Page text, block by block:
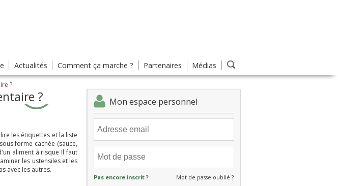
Actualités Comment ça marche ? Partenaires Médias
?
Mon espace personnel
Pas encore inscrit ? Mot de passe oublié ?
?
les étiquettes et la liste
forme cachée (sauce,
aliment à risque Il faut
les ustensiles et les
avec les autres.